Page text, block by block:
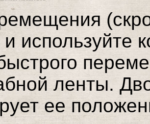
и используйте
ленты.
ее